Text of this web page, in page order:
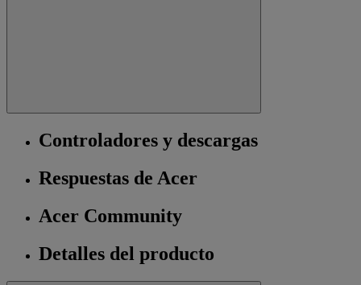
Controladores y descargas
Respuestas de Acer
Acer Community
Detalles del producto